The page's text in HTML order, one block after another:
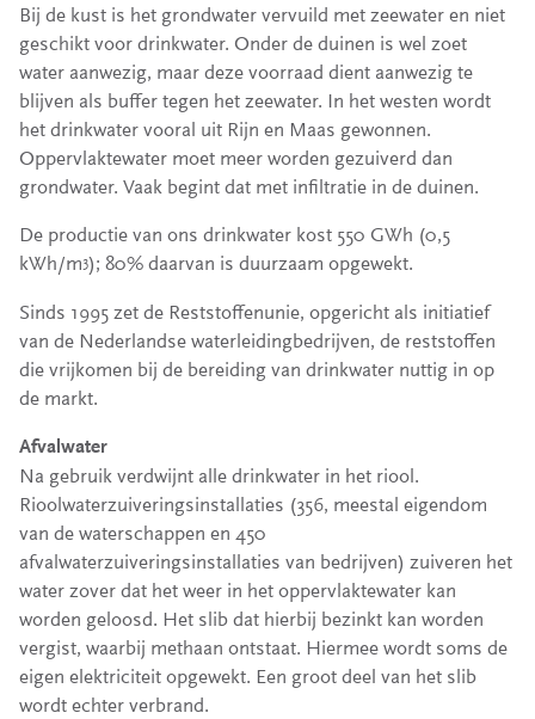
Bij de kust is het grondwater vervuild met zeewater en niet
geschikt voor drinkwater. Onder de duinen is wel zoet
water aanwezig, maar deze voorraad dient aanwezig te
blijven als buffer tegen het zeewater. In het westen wordt
het drinkwater vooral uit Rijn en Maas gewonnen.
Oppervlaktewater moet meer worden gezuiverd dan
grondwater. Vaak begint dat met infiltratie in de duinen.
De productie van ons drinkwater kost 550 GWh (0,5
kWh/m3); 80% daarvan is duurzaam opgewekt.
Sinds 1995 zet de Reststoffenunie, opgericht als initiatief
van de Nederlandse waterleidingbedrijven, de reststoffen
die vrijkomen bij de bereiding van drinkwater nuttig in op
de markt.
Afvalwater
Na gebruik verdwijnt alle drinkwater in het riool.
Rioolwaterzuiveringsinstallaties (356, meestal eigendom
van de waterschappen en 450
afvalwaterzuiveringsinstallaties van bedrijven) zuiveren het
water zover dat het weer in het oppervlaktewater kan
worden geloosd. Het slib dat hierbij bezinkt kan worden
vergist, waarbij methaan ontstaat. Hiermee wordt soms de
eigen elektriciteit opgewekt. Een groot deel van het slib
wordt echter verbrand.